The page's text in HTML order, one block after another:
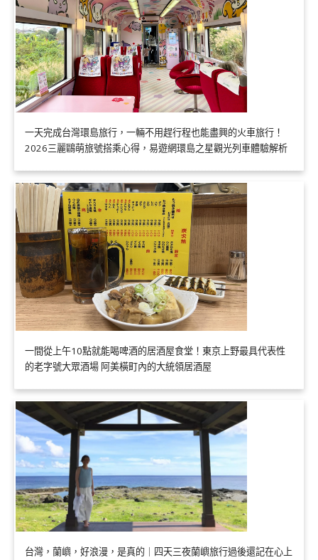
一天完成台灣環島旅行，一輛不用趕行程也能盡興的火車旅行！
2026三麗鷗萌旅號搭乘心得，易遊網環島之星觀光列車體驗解析
一間從上午10點就能喝啤酒的居酒屋食堂！東京上野最具代表性
的老字號大眾酒場 阿美橫町內的大統領居酒屋
台灣，蘭嶼，好浪漫，是真的｜四天三夜蘭嶼旅行過後還記在心上